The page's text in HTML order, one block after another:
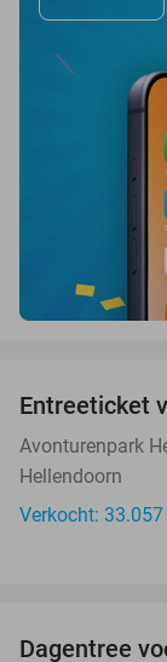
Entreeticket
Avonturenpark
Hellendoorn
Verkocht: 33.057
Dagentree